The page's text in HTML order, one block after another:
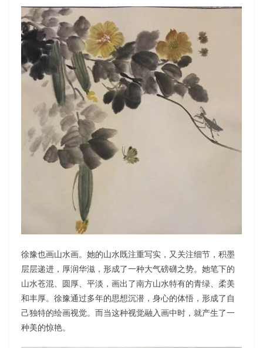
徐豫也画山水画。她的山水既注重写实，又关注细节，积墨
层层递进，厚润华滋，形成了一种大气磅礴之势。她笔下的
山水苍混、圆厚、平淡，画出了南方山水特有的青绿、柔美
和丰厚。徐豫通过多年的思想沉潜，身心的体悟，形成了自
己独特的绘画视觉。而当这种视觉融入画中时，就产生了一
种美的惊艳。